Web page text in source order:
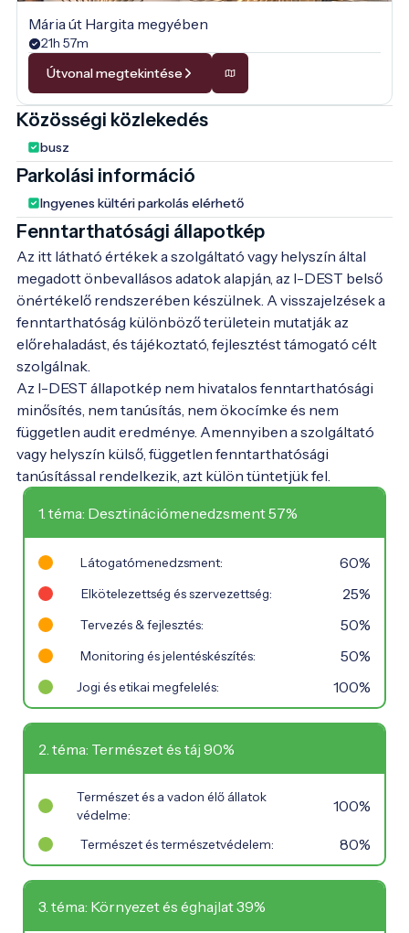
Mária út Hargita megyében
21h 57m
Útvonal megtekintése
Közösségi közlekedés
busz
Parkolási információ
Ingyenes kültéri parkolás elérhető
Fenntarthatósági állapotkép
Az itt látható értékek a szolgáltató vagy helyszín által
megadott önbevallásos adatok alapján, az I-DEST belső
önértékelő rendszerében készülnek. A visszajelzések a
fenntarthatóság különböző területein mutatják az
előrehaladást, és tájékoztató, fejlesztést támogató célt
szolgálnak.
Az I-DEST állapotkép nem hivatalos fenntarthatósági
minősítés, nem tanúsítás, nem ökocímke és nem
független audit eredménye. Amennyiben a szolgáltató
vagy helyszín külső, független fenntarthatósági
tanúsítással rendelkezik, azt külön tüntetjük fel.
1. téma: Desztinációmenedzsment 57%
Látogatómenedzsment: 60%
Elkötelezettség és szervezettség: 25%
Tervezés & fejlesztés: 50%
Monitoring és jelentéskészítés: 50%
Jogi és etikai megfelelés: 100%
2. téma: Természet és táj 90%
Természet és a vadon élő állatok
védelme:
100%
Természet és természetvédelem: 80%
3. téma: Környezet és éghajlat 39%